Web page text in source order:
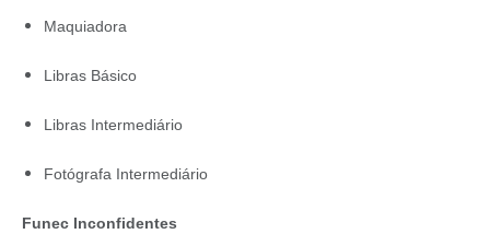
Maquiadora
Libras Básico
Libras Intermediário
Fotógrafa Intermediário
Funec Inconfidentes